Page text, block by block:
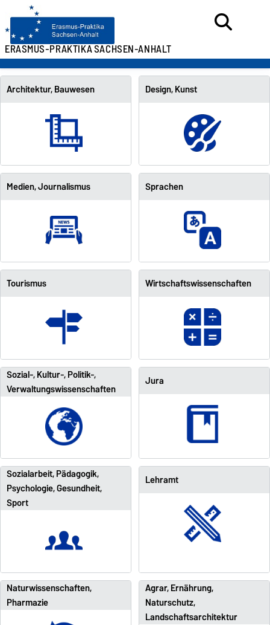
ERASMUS-PRAKTIKASACHSEN-ANHALT
Architektur, Bauwesen Design, Kunst
Medien, Journalismus Sprachen
Tourismus Wirtschaftswissenschaften
Sozial-, Kultur-, Politik-,
Verwaltungswissenschaften
Jura
Sozialarbeit, Pädagogik,
Psychologie, Gesundheit,
Sport
Lehramt
Naturwissenschaften,
Pharmazie
Agrar, Ernährung,
Naturschutz,
Landschaftsarchitektur